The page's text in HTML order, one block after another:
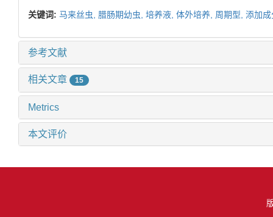
关键词: 马来丝虫, 腊肠期幼虫, 培养液, 体外培养, 周期型, 添加
参考文献
相关文章 15
Metrics
本文评价